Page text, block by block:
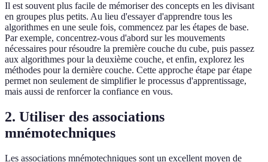
Il est souvent plus facile de mémoriser des concepts en les divisant
en groupes plus petits. Au lieu d'essayer d'apprendre tous les
algorithmes en une seule fois, commencez par les étapes de base.
Par exemple, concentrez-vous d'abord sur les mouvements
nécessaires pour résoudre la première couche du cube, puis passez
aux algorithmes pour la deuxième couche, et enfin, explorez les
méthodes pour la dernière couche. Cette approche étape par étape
permet non seulement de simplifier le processus d'apprentissage,
mais aussi de renforcer la confiance en vous.
2. Utiliser des associations
mnémotechniques
Les associations mnémotechniques sont un excellent moyen de